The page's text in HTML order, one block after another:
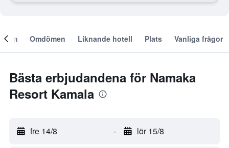
Om Omdömen Liknande hotell Plats Vanliga frågor
Bästa erbjudandena för Namaka
Resort Kamala
fre 14/8 - lör 15/8